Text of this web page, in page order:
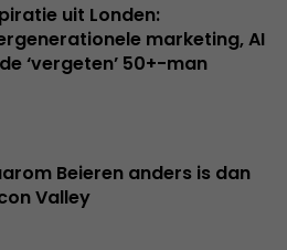
uit Londen:
marketing, AI
‘vergeten’ 50+-man
Beieren anders is dan
Valley